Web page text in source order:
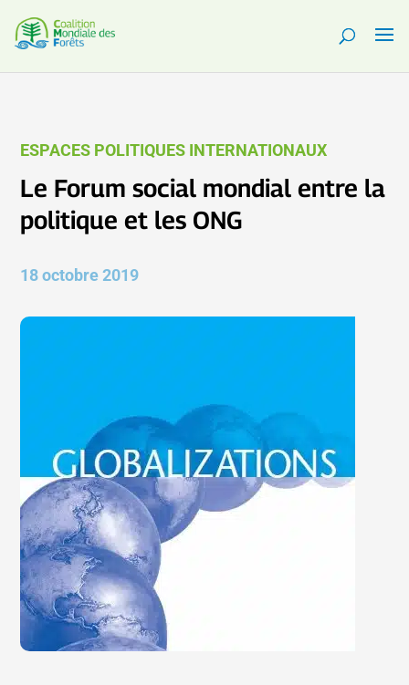
ESPACES POLITIQUES INTERNATIONAUX
Le Forum social mondial entre la
politique et les ONG
18 octobre 2019